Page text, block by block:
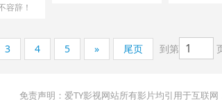
容辞！
3 4 5 » 尾页 到第
免责声明：爱TY影视网站所有影片均引用于互联